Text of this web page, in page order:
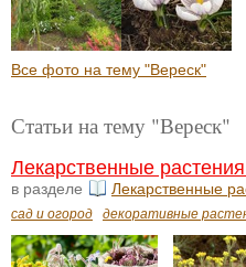
Все фото на тему "Вереск"
Статьи на тему "Вереск"
Лекарственные
в разделе Лекарственные
сад и огород декоративные